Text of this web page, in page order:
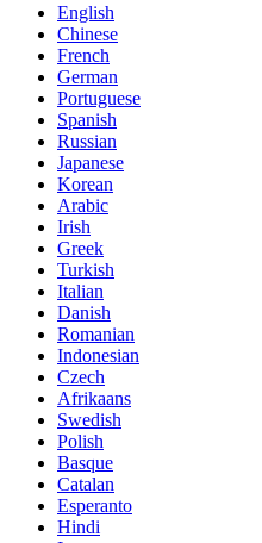
English
Chinese
French
German
Portuguese
Spanish
Russian
Japanese
Korean
Arabic
Irish
Greek
Turkish
Italian
Danish
Romanian
Indonesian
Czech
Afrikaans
Swedish
Polish
Basque
Catalan
Esperanto
Hindi